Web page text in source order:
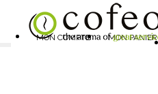
MON COMPTE MON PANIER